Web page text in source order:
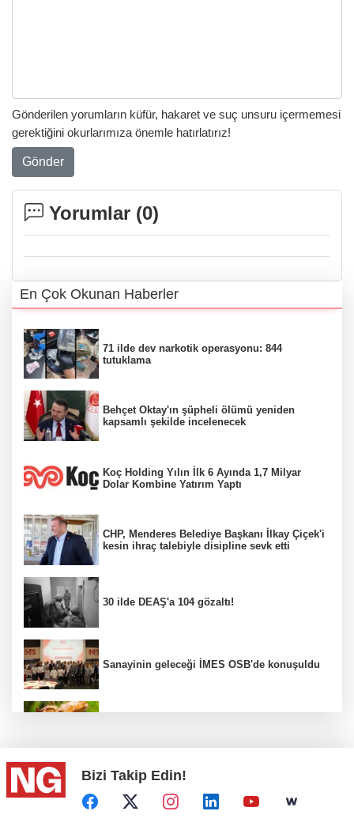
Gönderilen yorumların küfür, hakaret ve suç unsuru içermemesi
gerektiğini okurlarımıza önemle hatırlatırız!
Gönder
Yorumlar (0)
En Çok Okunan Haberler
71 ilde dev narkotik operasyonu: 844
tutuklama
Behçet Oktay'ın şüpheli ölümü yeniden
kapsamlı şekilde incelenecek
Koç Holding Yılın İlk 6 Ayında 1,7 Milyar
Dolar Kombine Yatırım Yaptı
CHP, Menderes Belediye Başkanı İlkay Çiçek'i
kesin ihraç talebiyle disipline sevk etti
30 ilde DEAŞ'a 104 gözaltı!
Sanayinin geleceği İMES OSB'de konuşuldu
Türkiye, Suudi Arabistan ve Pakistan ortak
savunma anlaşması...
Bizi Takip Edin!